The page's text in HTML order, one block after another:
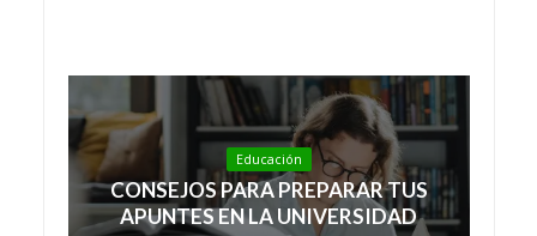
Educación
CONSEJOS PARA PREPARAR TUS
APUNTES EN LA UNIVERSIDAD